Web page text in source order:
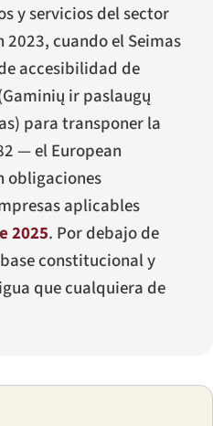
y servicios del sector
cuando el Seimas
accesibilidad de
Gaminių ir paslaugų
) para transponer la
— el European
obligaciones
aplicables
2025. Por debajo de
constitucional y
que cualquiera de